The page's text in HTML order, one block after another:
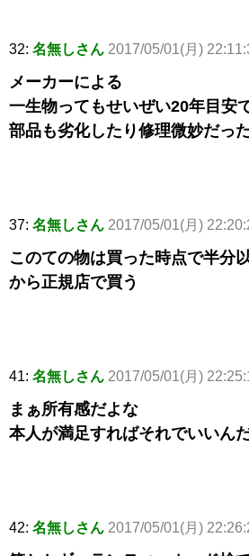
32: 名無しさん 2017/05/01(月)
メーカーによる
一生物ってもせいぜい20年目安
部品も劣化したり修理微妙だっ
37: 名無しさん 2017/05/01(月)
このての物は買った時点で半分
から正規店で買う
41: 名無しさん 2017/05/01(月)
まぁ所有感だよな
本人が満足すればそれでいいん
42: 名無しさん 2017/05/01(月)